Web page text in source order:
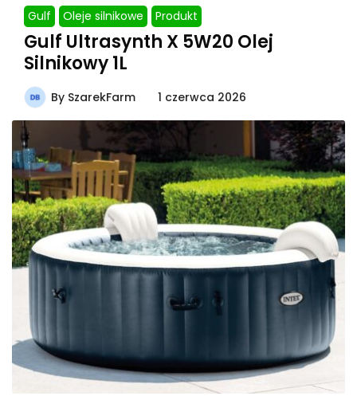
Gulf Oleje silnikowe Produkt
Gulf Ultrasynth X 5W20 Olej
Silnikowy 1L
By SzarekFarm 1 czerwca 2026